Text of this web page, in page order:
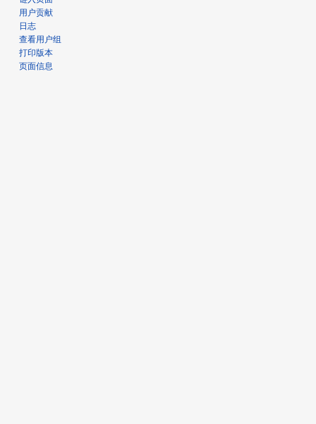
用户贡献
日志
查看用户组
打印版本
页面信息